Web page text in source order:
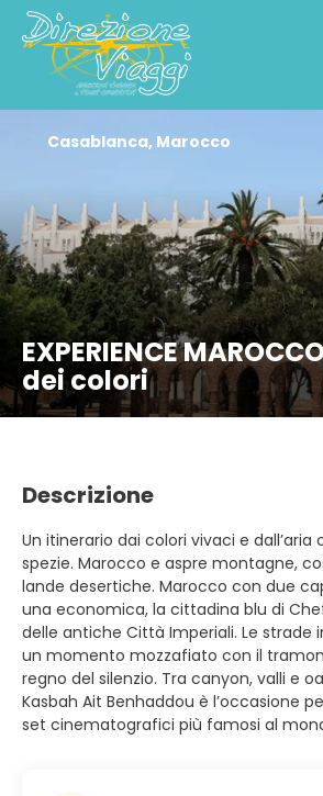
EXPERIENCE
dei colori
Casablanca, Marocco
Descrizione
Un itinerario dai colori vivaci e
spezie. Marocco e aspre montagne,
lande desertiche. Marocco con due
una economica, la cittadina blu di
delle antiche Città Imperiali. Le strade
un momento mozzafiato con il
regno del silenzio. Tra canyon, valli e
Kasbah Ait Benhaddou è l’occasione
set cinematografici più famosi al